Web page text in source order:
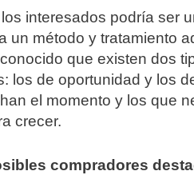
interesados podría ser
un método y tratamiento
que existen dos
los de oportunidad y los
el momento y los que
crecer.
compradores